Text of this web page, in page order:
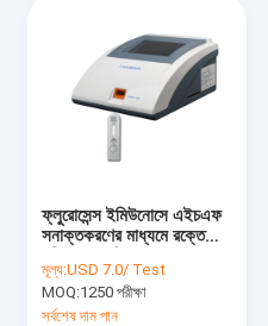
ফ্লুরোসেন্স ইমিউনোসে এইচএফ
সনাক্তকরণের মাধ্যমে রক্তে
স্তর
মূল্য:USD 7.0/ Test
MOQ:1250 পরীক্ষা
সর্বশেষ দাম পান